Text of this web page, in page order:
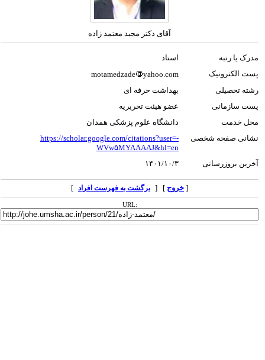
آقای دکتر مجید معتمد زاده
مدرک یا رتبه
استاد
پست الکترونیک
motamedzade
yahoo.com
رشته تحصیلی
بهداشت حرفه ای
پست سازمانی
عضو هیئت تحریریه
محل خدمت
دانشگاه علوم پزشکی همدان
نشانی صفحه شخصی
https://scholar.google.com/citations?user=-
WVw۵MYAAAAJ&hl=en
آخرین بروزرسانی
۱۴۰۱/۱۰/۳
خروج] [ برگشت به فهرست افراد ]
URL: